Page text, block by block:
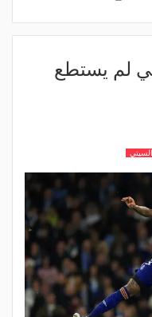
لم يستطع